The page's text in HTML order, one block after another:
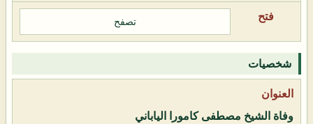
تصفح
شخصيات
وفاة الشيخ مصطفى كامورا الياباني